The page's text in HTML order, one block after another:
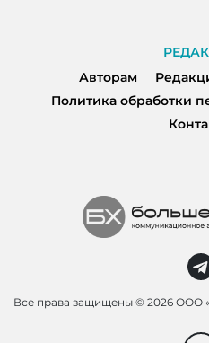
Авторам
Политика обработки
Все права защищены © 2026 ООО